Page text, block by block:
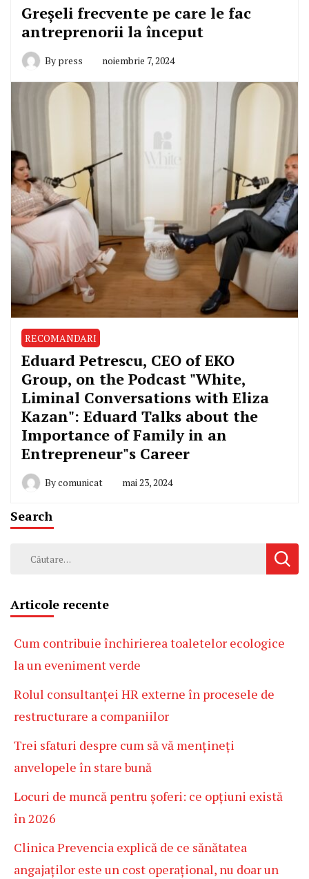
Greșeli frecvente pe care le fac
antreprenorii la început
By press noiembrie 7, 2024
RECOMANDARI
Eduard Petrescu, CEO of EKO
Group, on the Podcast "White,
Liminal Conversations with Eliza
Kazan": Eduard Talks about the
Importance of Family in an
Entrepreneur"s Career
Bycomunicat mai 23, 2024
Search
Caută
Articole recente
Cum contribuie închirierea toaletelor ecologice
la un eveniment verde
Rolul consultanței HR externe în procesele de
restructurare a companiilor
Trei sfaturi despre cum să vă mențineți
anvelopele în stare bună
Locuri de muncă pentru șoferi: ce opțiuni există
în 2026
Clinica Prevencia explică de ce sănătatea
angajaților este un cost operațional, nu doar un